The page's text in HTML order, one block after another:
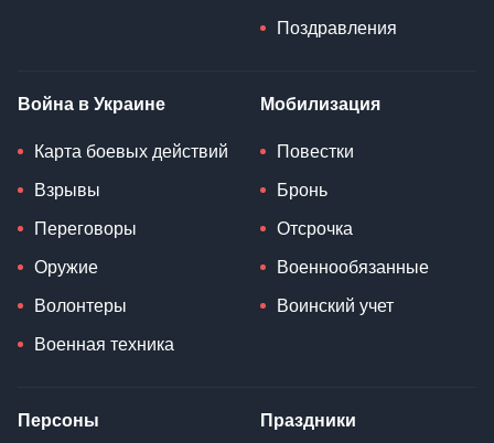
Поздравления
Война в Украине
Карта боевых действий
Взрывы
Переговоры
Оружие
Волонтеры
Военная техника
Мобилизация
Повестки
Бронь
Отсрочка
Военнообязанные
Воинский учет
Персоны Праздники